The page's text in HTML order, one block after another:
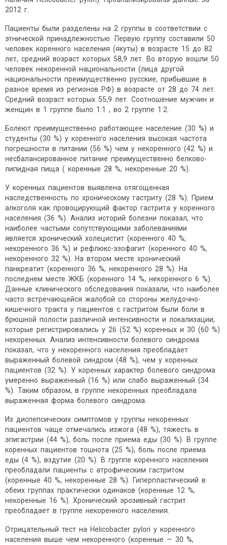
2012 г.
Пациенты были разделены на 2 группы в соответствии с
этнической принадлежностью. Первую группу составили 50
человек коренного населения (якуты) в возрасте 15 до 82
лет, средний возраст которых 58,9 лет. Во вторую вошли 50
человек некоренной национальности (лица другой
национальности преимущественно русские, прибывшие в
разное время из регионов РФ) в возрасте от 28 до 74 лет.
Средний возраст которых 55,9 лет. Соотношение мужчин и
женщин в 1 группе было 1:1 , во 2 группе 1:2.
Болеют преимущественно работающее население (30 %) и
студенты (30 %) у коренного населения высокая частота
погрешности в питании (56 %) чем у некоренного (42 %) и
несбалансированное питание преимущественно белково-
липидная пища ( коренные 28 %, некоренные 20 %).
У коренных пациентов выявлена отягощенная
наследственность по хроническому гастриту (28 %). Прием
алкоголя как провоцирующий фактор гастрита у коренного
населения (36 %). Анализ историй болезни показал, что
наиболее частыми сопутствующими заболеваниями
является хронический холецистит (коренного 40 %,
некоренного 36 %) и рефлюкс-эзофагит (коренного 40 %,
некоренного 32 %). На втором месте хронический
панкреатит (коренного 36 %, некоренного 28 %). На
последнем месте ЖКБ (коренного 14 %, некоренного 6 %).
Данные клинического обследования показали, что наиболее
часто встречающейся жалобой со стороны желудочно-
кишечного тракта у пациентов с гастритом были боли в
брюшной полости различной интенсивности и локализации,
которые регистрировались у 26 (52 %) коренных и 30 (60 %)
некоренных. Анализ интенсивности болевого синдрома
показал, что у некоренного населения преобладает
выраженный болевой синдром (48 %), чем у коренных
пациентов (32 %). У коренных характер болевого синдрома
умеренно выраженный (16 %) или слабо выраженный (34
%). Таким образом, в группе некоренных преобладала
выраженная форма болевого синдрома.
Из диспепсических симптомов у группы некоренных
пациентов чаще отмечались изжога (48 %), тяжесть в
эпигастрии (44 %), боль после приема еды (30 %). В группе
коренных пациентов тошнота (25 %), боль после приема
еды (4 %), вздутие (20 %). В группе коренного населения
преобладали пациенты с атрофическим гастритом
(коренные 40 %, некоренные 28 %). Гиперпластический в
обеих группах практически одинаков (коренные 12 %,
некоренные 16 %). Хронический эрозивный гастрит
преобладает в группе некоренного населения.
Отрицательный тест на Нelicobacter pylori у коренного
населения выше чем некоренного (коренные — 30 %,